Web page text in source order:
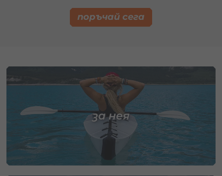
поръчай сега
за нея